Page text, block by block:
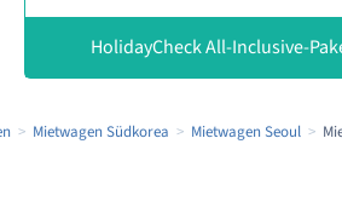
HolidayCheck All-Inclusive-
Mietwagen Südkorea Mietwagen Seoul